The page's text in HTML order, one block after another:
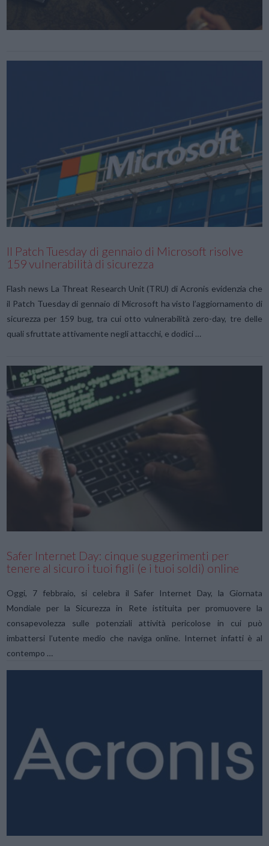
VIEW POST
Il Patch Tuesday di gennaio di Microsoft risolve
159 vulnerabilità di sicurezza
Flash news La Threat Research Unit (TRU) di Acronis evidenzia che
il Patch Tuesday di gennaio di Microsoft ha visto l’aggiornamento di
sicurezza per 159 bug, tra cui otto vulnerabilità zero-day, tre delle
quali sfruttate attivamente negli attacchi, e dodici …
VIEW POST
Safer Internet Day: cinque suggerimenti per
tenere al sicuro i tuoi figli (e i tuoi soldi) online
Oggi, 7 febbraio, si celebra il Safer Internet Day, la Giornata
Mondiale per la Sicurezza in Rete istituita per promuovere la
consapevolezza sulle potenziali attività pericolose in cui può
imbattersi l’utente medio che naviga online. Internet infatti è al
contempo …